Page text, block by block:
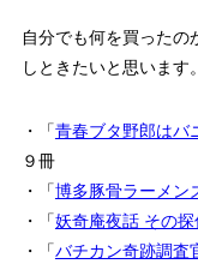
自分でも何を買ったの
しときたいと思います。
・「青春ブタ野郎はバ
９冊
・「博多豚骨ラーメン
・「妖奇庵夜話 その
・「バチカン奇跡調査